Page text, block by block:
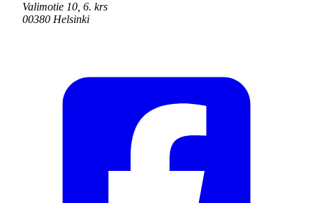
Valimotie 10, 6. krs
00380 Helsinki